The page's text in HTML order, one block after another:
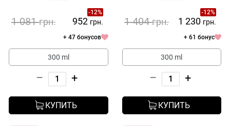
-12%
1 081грн. 952 грн.
+ 47 бонусов
300 ml
– +
КУПИТЬ
Concentrate Shampoo
-12%
1 404грн. 1 230 грн.
+ 61 бонус
300 ml
– +
КУПИТЬ